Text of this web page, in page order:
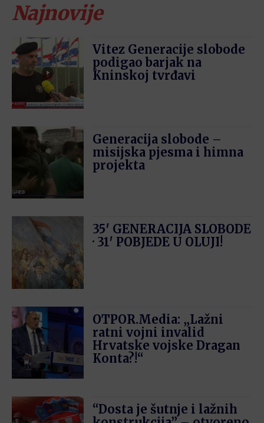
Najnovije
Vitez Generacije slobode
podigao barjak na
Kninskoj tvrđavi
Generacija slobode –
misijska pjesma i himna
projekta
35′ GENERACIJA SLOBODE
· 31′ POBJEDE U OLUJI!
OTPOR.Media: „Lažni
ratni vojni invalid
Hrvatske vojske Dragan
Konta?!“
“Dosta je šutnje i lažnih